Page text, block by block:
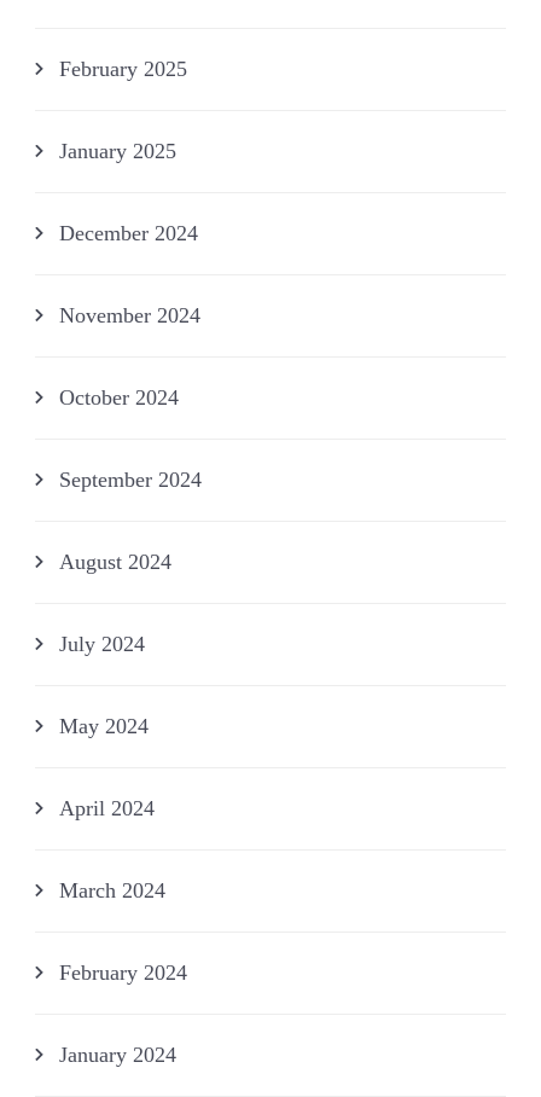
February 2025
January 2025
December 2024
November 2024
October 2024
September 2024
August 2024
July 2024
May 2024
April 2024
March 2024
February 2024
January 2024